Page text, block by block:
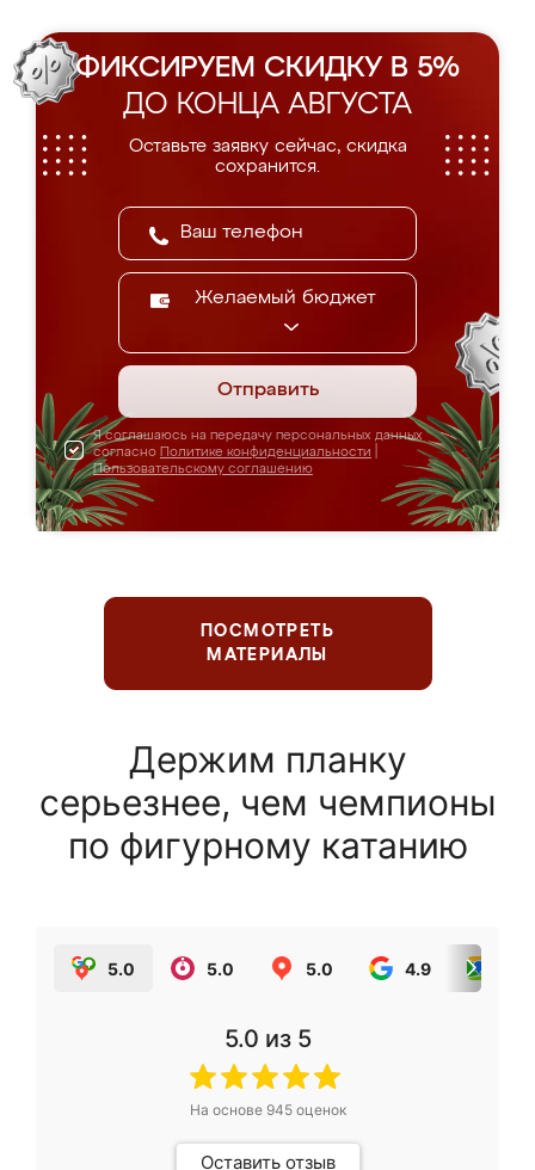
ФИКСИРУЕМ СКИДКУ В 5%
ДО КОНЦА АВГУСТА
Оставьте заявку сейчас, скидка
сохранится.
Желаемый бюджет
Отправить
Я соглашаюсь на передачу персональных данных
согласно Политике конфиденциальности
Пользовательскому соглашению
ПОСМОТРЕТЬ
МАТЕРИАЛЫ
Держим планку
серьезнее, чем чемпионы
по фигурному катанию
5.0 5.0 5.0 4.9
5.0 из 5
На основе 945оценок
Оставить отзыв